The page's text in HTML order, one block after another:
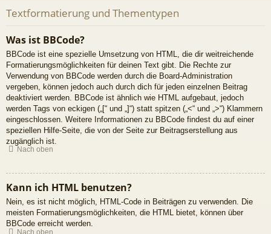
Textformatierung und Thementypen
Was ist BBCode?
BBCode ist eine spezielle Umsetzung von HTML, die dir weitreichende
Formatierungsmöglichkeiten für deinen Text gibt. Die Rechte zur
Verwendung von BBCode werden durch die Board-Administration
vergeben, können jedoch auch durch dich für jeden einzelnen Beitrag
deaktiviert werden. BBCode ist ähnlich wie HTML aufgebaut, jedoch
werden Tags von eckigen („[“ und „]“) statt spitzen („<“ und „>“) Klammern
eingeschlossen. Weitere Informationen zu BBCode findest du auf einer
speziellen Hilfe-Seite, die von der Seite zur Beitragserstellung aus
zugänglich ist.
Nach oben
Kann ich HTML benutzen?
Nein, es ist nicht möglich, HTML-Code in Beiträgen zu verwenden. Die
meisten Formatierungsmöglichkeiten, die HTML bietet, können über
BBCode erreicht werden.
Nach oben